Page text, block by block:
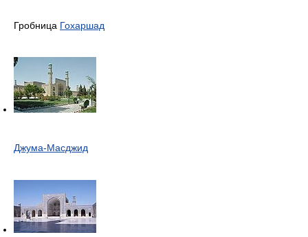
Гробница Гохаршад
Джума-Масджид